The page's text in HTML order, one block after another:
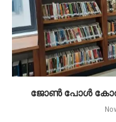
ജോൺ പോൾ